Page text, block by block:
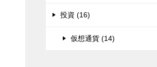
投資 (16)
仮想通貨 (14)